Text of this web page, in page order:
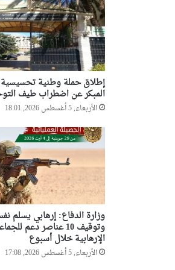
ا
ن
ا
ت
ف
ا
ق
ي
م
ا
ج
ة
أ
س
ع
ا
ر
إطلاق حملة وطنية
المبكر عن اضطراب طيف
الأربعاء, 5 أغسطس 2026, 18:01
وزارة الدفاع: إرهابي يسلم
وتوقيف 10 عناصر دعم
الإرهابية خلال أسبوع
الأربعاء, 5 أغسطس 2026, 17:08